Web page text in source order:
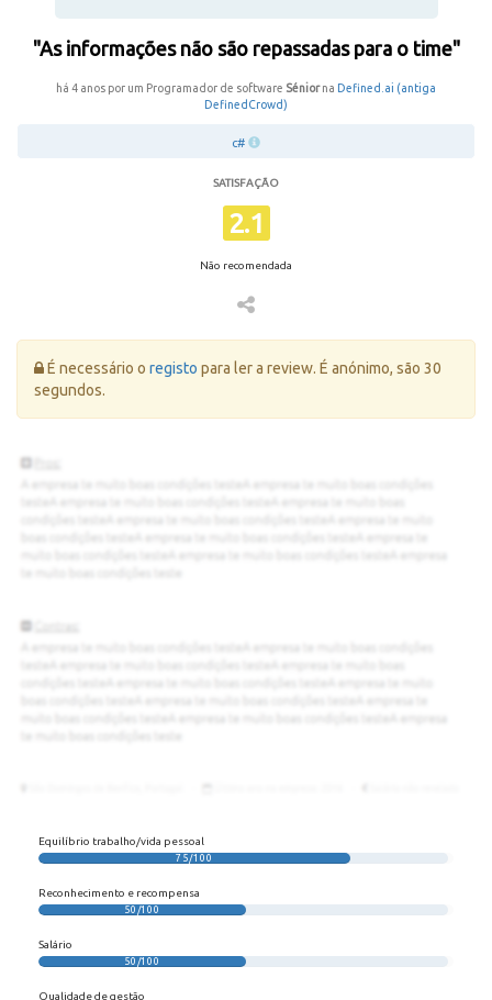
"As informações não são repassadas para o time"
há 4 anos por um Programador de software Séniorna Defined.ai (antiga
DefinedCrowd)
c#
SATISFAÇÃO
2.1
Não recomendada
Erro:
É necessário o registo para ler a review. É anónimo, são 30
segundos.
Equilíbrio trabalho/vida pessoal
75/100
Reconhecimento e recompensa
50/100
Salário
50/100
Qualidade de gestão